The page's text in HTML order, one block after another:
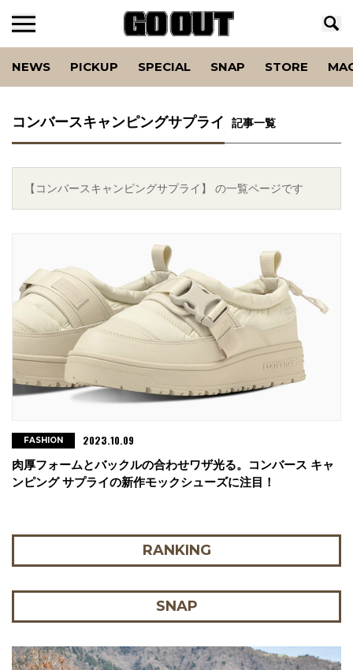
NEWS PICKUP SPECIAL SNAP STORE
コンバースキャンピングサプライ 記事一覧
【コンバースキャンピングサプライ】 の一覧ページです
肉厚フォームとバックルの合わせワザ光る。コンバース キャ
ンピング サプライの新作モックシューズに注目！
FASHION 2023.10.09
RANKING
SNAP